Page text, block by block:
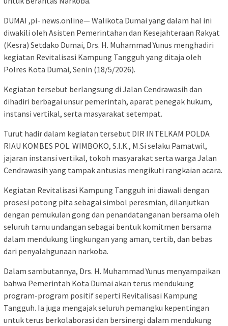
DUMAI ,pi- news.online— Walikota Dumai yang dalam hal ini
diwakili oleh Asisten Pemerintahan dan Kesejahteraan Rakyat
(Kesra) Setdako Dumai, Drs. H. Muhammad Yunus menghadiri
kegiatan Revitalisasi Kampung Tangguh yang ditaja oleh
Polres Kota Dumai, Senin (18/5/2026).
Kegiatan tersebut berlangsung di Jalan Cendrawasih dan
dihadiri berbagai unsur pemerintah, aparat penegak hukum,
instansi vertikal, serta masyarakat setempat.
Turut hadir dalam kegiatan tersebut DIR INTELKAM POLDA
RIAU KOMBES POL. WIMBOKO, S.I.K., M.Si selaku Pamatwil,
jajaran instansi vertikal, tokoh masyarakat serta warga Jalan
Cendrawasih yang tampak antusias mengikuti rangkaian acara.
Kegiatan Revitalisasi Kampung Tangguh ini diawali dengan
prosesi potong pita sebagai simbol peresmian, dilanjutkan
dengan pemukulan gong dan penandatanganan bersama oleh
seluruh tamu undangan sebagai bentuk komitmen bersama
dalam mendukung lingkungan yang aman, tertib, dan bebas
dari penyalahgunaan narkoba.
Dalam sambutannya, Drs. H. Muhammad Yunus menyampaikan
bahwa Pemerintah Kota Dumai akan terus mendukung
program-program positif seperti Revitalisasi Kampung
Tangguh. Ia juga mengajak seluruh pemangku kepentingan
untuk terus berkolaborasi dan bersinergi dalam mendukung